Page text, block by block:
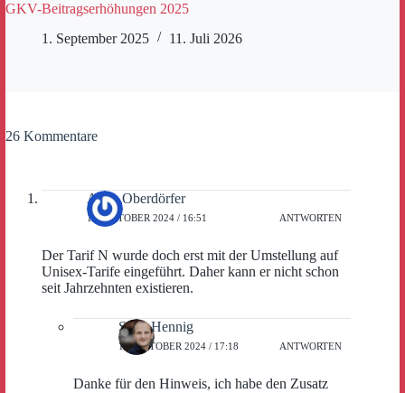
GKV-Beitragserhöhungen 2025
1. September 2025
11. Juli 2026
26 Kommentare
Alain Oberdörfer
16. OKTOBER 2024 / 16:51 ANTWORTEN
Der Tarif N wurde doch erst mit der Umstellung auf
Unisex-Tarife eingeführt. Daher kann er nicht schon
seit Jahrzehnten existieren.
Sven Hennig
16. OKTOBER 2024 / 17:18 ANTWORTEN
Danke für den Hinweis, ich habe den Zusatz